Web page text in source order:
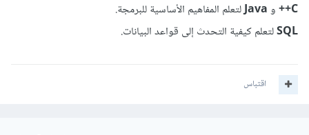
C++
وJavaلتعلم المفاهيم الأساسية للبرمجة.
SQL لتعلم كيفية التحدث إلى قواعد البيانات.
اقتباس